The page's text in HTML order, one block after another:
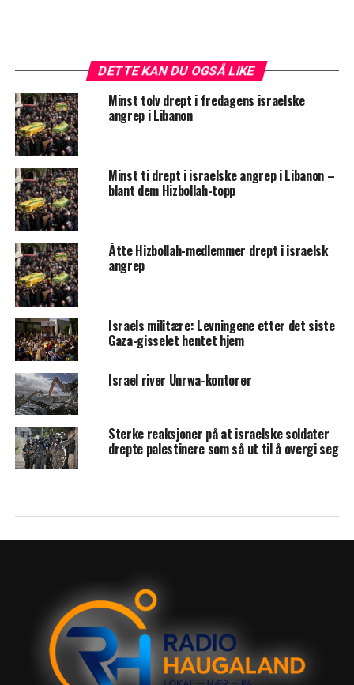
DETTE KAN DU OGSÅ LIKE
Minst tolv drept i fredagens israelske
angrep i Libanon
Minst ti drept i israelske angrep i Libanon –
blant dem Hizbollah-topp
Åtte Hizbollah-medlemmer drept i israelsk
angrep
Israels militære: Levningene etter det siste
Gaza-gisselet hentet hjem
Israel river Unrwa-kontorer
Sterke reaksjoner på at israelske soldater
drepte palestinere som så ut til å overgi seg